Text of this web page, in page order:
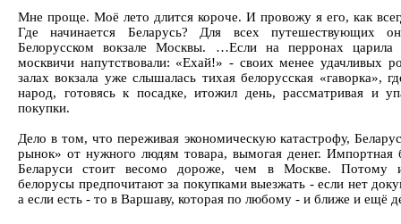
Мне проще. Моё лето длится короче. И провожу я его, как
Где начинается Беларусь? Для всех путешествующих
Белорусском вокзале Москвы. …Если на перронах царила
москвичи напутствовали: «Ехай!» - своих менее удачливых
залах вокзала уже слышалась тихая белорусская «гаворка»,
народ, готовясь к посадке, итожил день, рассматривая и
покупки.
Дело в том, что переживая экономическую катастрофу,
рынок» от нужного людям товара, вымогая денег. Импортная
Беларуси стоит весомо дороже, чем в Москве. Потому
белорусы предпочитают за покупками выезжать - если нет
а если есть - то в Варшаву, которая по любому - и ближе и ещё